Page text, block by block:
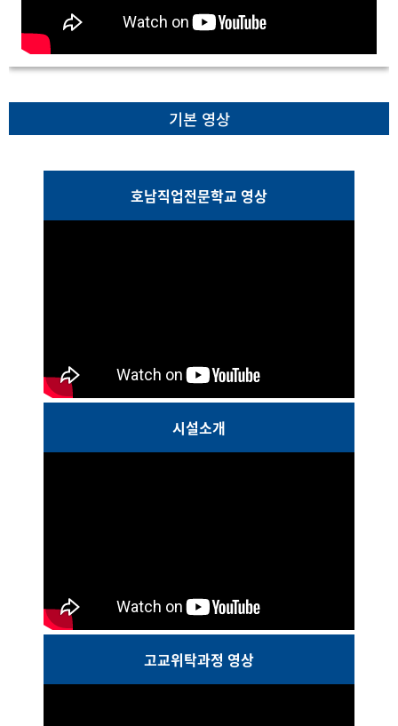
기본 영상
호남직업전문학교 영상
시설소개
고교위탁과정 영상